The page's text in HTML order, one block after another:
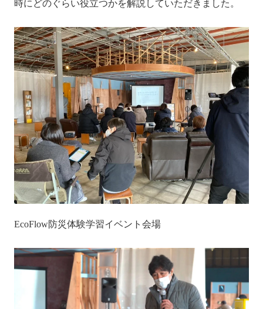
時にどのぐらい役立つかを解説していただきました。
EcoFlow防災体験学習イベント会場